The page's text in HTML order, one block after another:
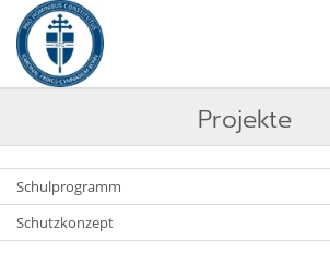
Projekte
Schulprogramm
Schutzkonzept